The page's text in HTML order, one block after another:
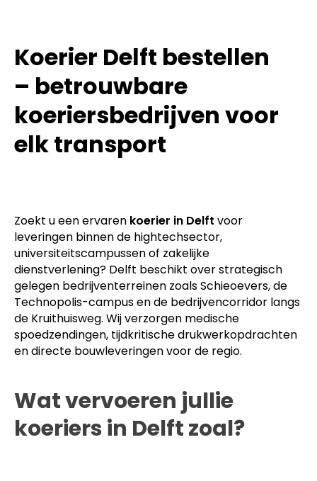
Koerier Delft bestellen
– betrouwbare
koeriersbedrijven voor
elk transport
Zoekt u een ervaren koerier in Delft voor
leveringen binnen de hightechsector,
universiteitscampussen of zakelijke
dienstverlening? Delft beschikt over strategisch
gelegen bedrijventerreinen zoals Schieoevers, de
Technopolis-campus en de bedrijvencorridor langs
de Kruithuisweg. Wij verzorgen medische
spoedzendingen, tijdkritische drukwerkopdrachten
en directe bouwleveringen voor de regio.
Wat vervoeren jullie
koeriers in Delft zoal?